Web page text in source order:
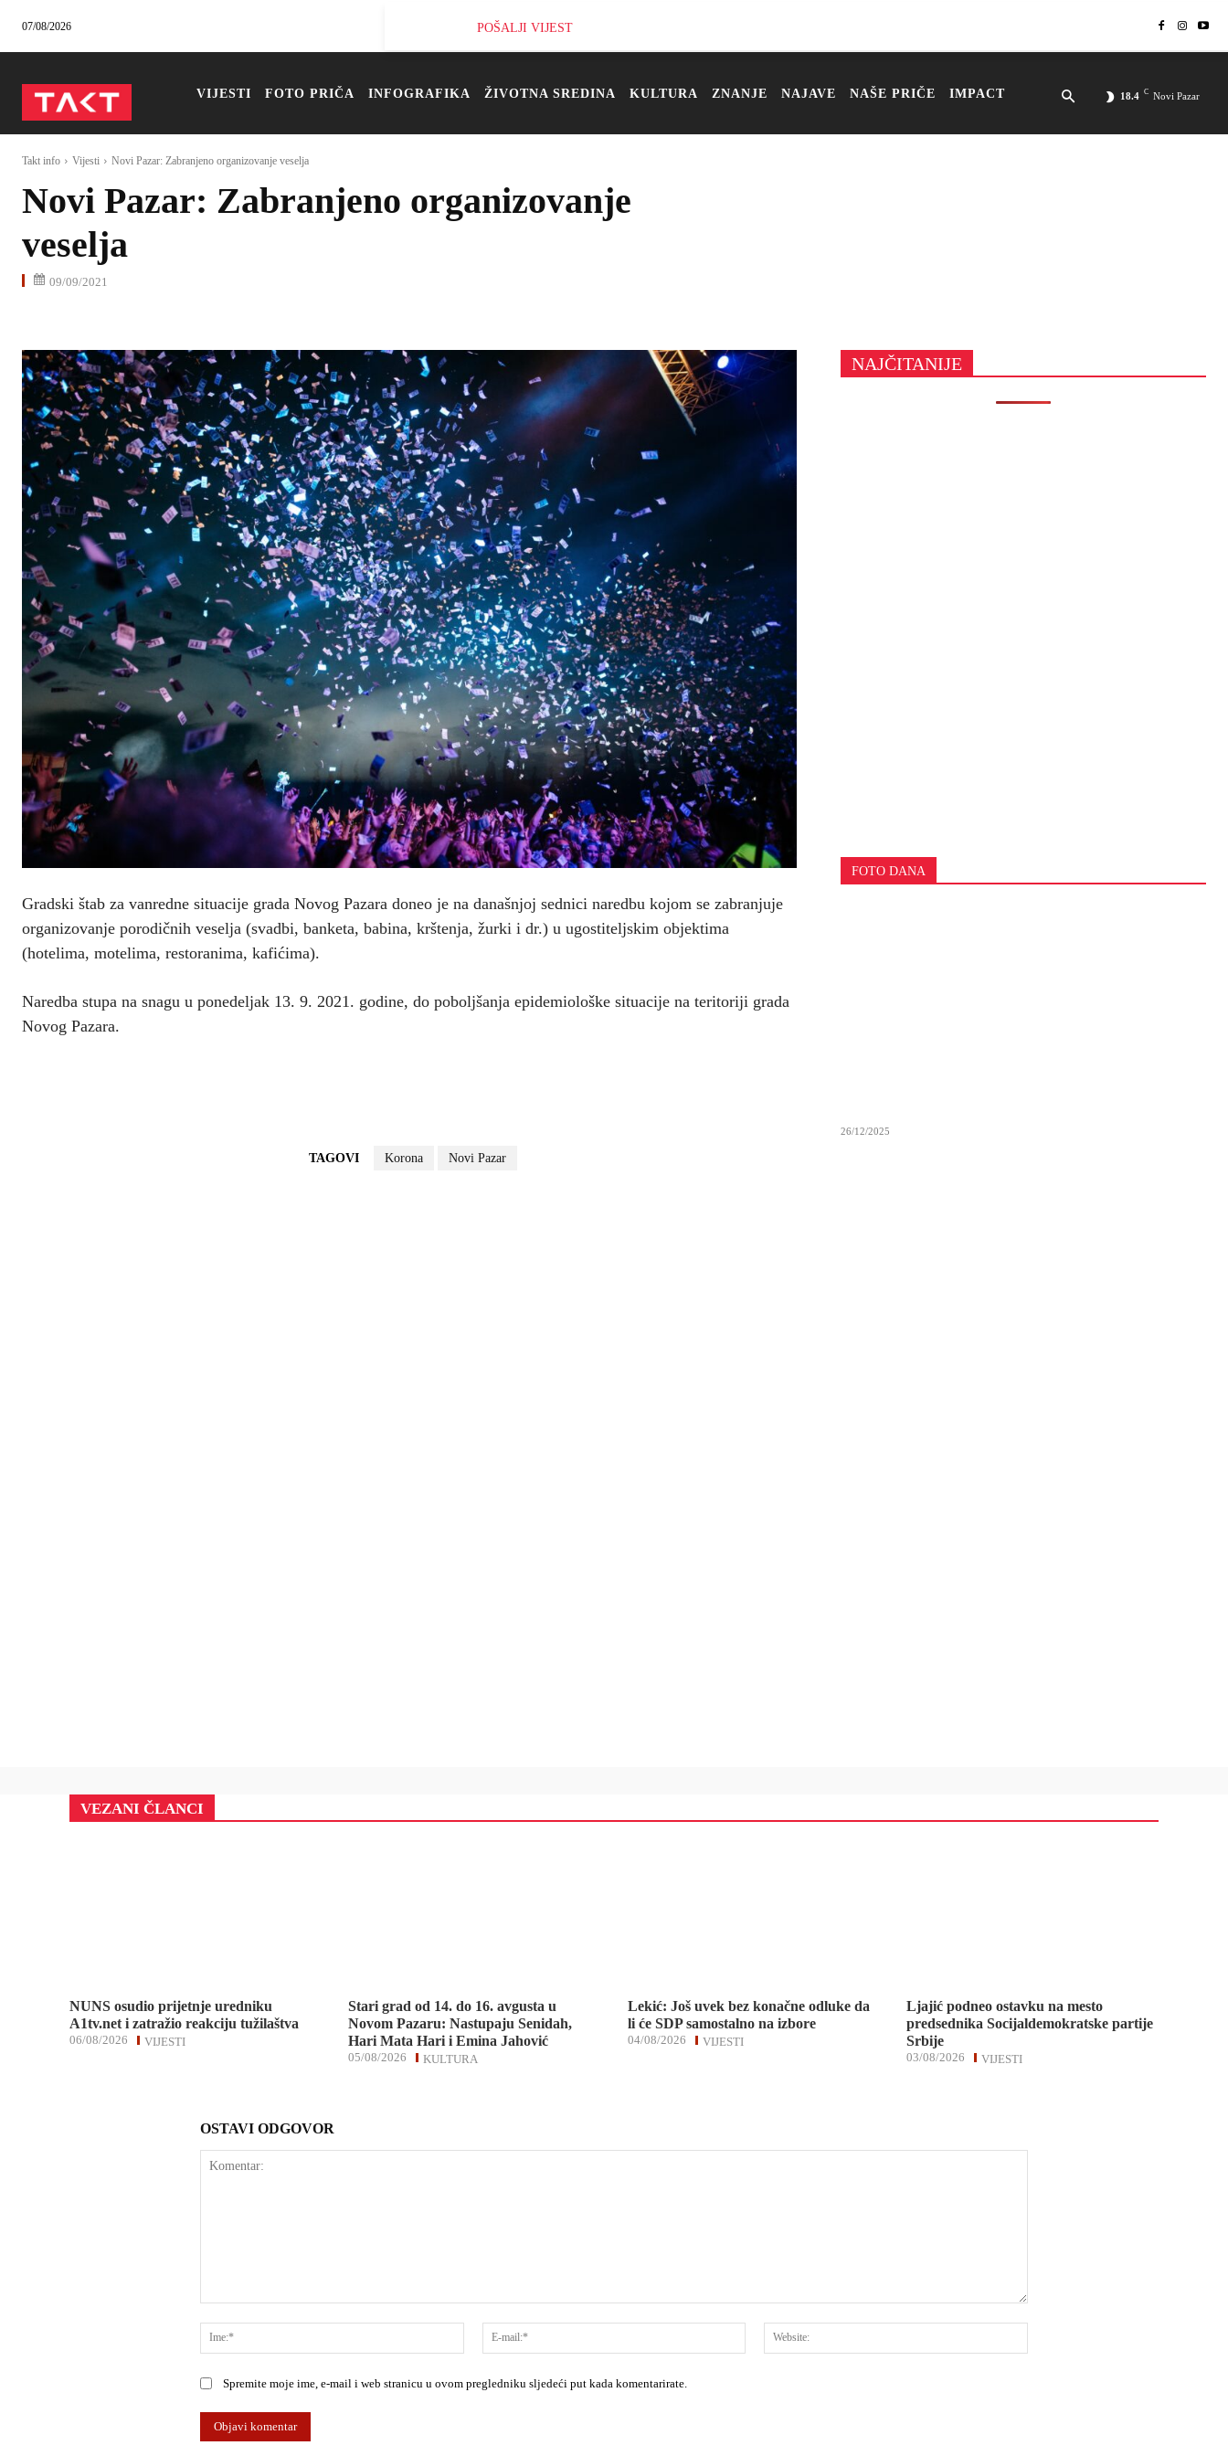
07/08/2026 POŠALJI VIJEST
VIJESTI FOTO PRIČA INFOGRAFIKA ŽIVOTNA SREDINA KULTURA ZNANJE NAJAVE NAŠE PRIČE IMPACT 18.4 C Novi Pazar
Takt info Vijesti Novi Pazar: Zabranjeno organizovanje veselja
Novi Pazar: Zabranjeno organizovanje
veselja
09/09/2021
Gradski štab za vanredne situacije grada Novog Pazara doneo je na današnjoj sednici naredbu kojom se zabranjuje
organizovanje porodičnih veselja (svadbi, banketa, babina, krštenja, žurki i dr.) u ugostiteljskim objektima
(hotelima, motelima, restoranima, kafićima).
Naredba stupa na snagu u ponedeljak 13. 9. 2021. godine, do poboljšanja epidemiološke situacije na teritoriji grada
Novog Pazara.
TAGOVI Korona Novi Pazar
NAJČITANIJE
FOTO DANA
26/12/2025
VEZANI ČLANCI
NUNS osudio prijetnje uredniku
A1tv.net i zatražio reakciju tužilaštva
VIJESTI
06/08/2026
Stari grad od 14. do 16. avgusta u
Novom Pazaru: Nastupaju Senidah,
Hari Mata Hari i Emina Jahović
KULTURA
05/08/2026
Lekić: Još uvek bez konačne odluke da
li će SDP samostalno na izbore
VIJESTI
04/08/2026
Ljajić podneo ostavku na mesto
predsednika Socijaldemokratske partije
Srbije
VIJESTI
03/08/2026
OSTAVI ODGOVOR
Ime:*
mail:*
Spremite moje ime, e-mail i web stranicu u ovom pregledniku sljedeći put kada komentarirate.